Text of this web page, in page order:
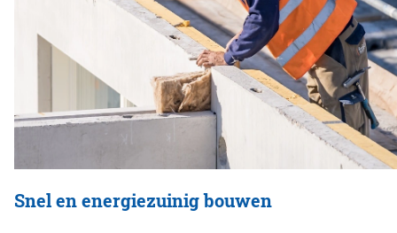
Snel en energiezuinig bouwen